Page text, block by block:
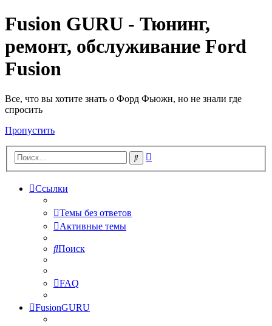
Fusion GURU - Тюнинг,
ремонт, обслуживание Ford
Fusion
Все, что вы хотите знать о Форд Фьюжн, но не знали где
спросить
Пропустить
Поиск
Ссылки
Темы без ответов
Активные темы
Поиск
FAQ
FusionGURU